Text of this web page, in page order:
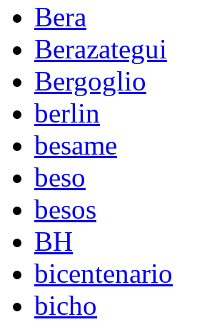
Bera
Berazategui
Bergoglio
berlin
besame
beso
besos
BH
bicentenario
bicho